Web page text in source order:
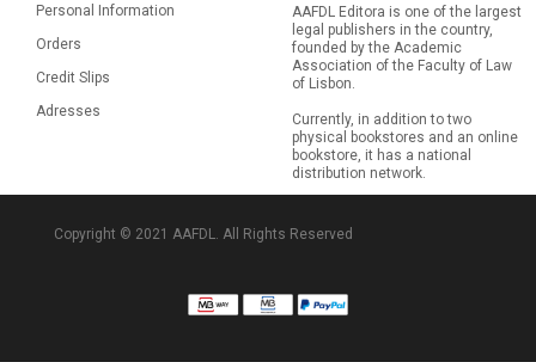
Personal Information
Orders
Credit Slips
Adresses
AAFDL Editora is one of the largest
legal publishers in the country,
founded by the Academic
Association of the Faculty of Law
of Lisbon.
Currently, in addition to two
physical bookstores and an online
bookstore, it has a national
distribution network.
Copyright © 2021 AAFDL. All Rights Reserved